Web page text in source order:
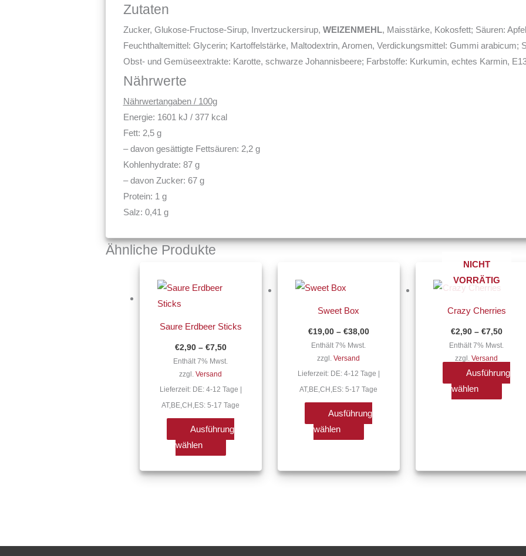
Zutaten
Zucker, Glukose-Fructose-Sirup, Invertzuckersirup, WEIZENMEHL, Maisstärke, Kokosfett; Säuren:
Feuchthaltemittel: Glycerin; Kartoffelstärke, Maltodextrin, Aromen, Verdickungsmittel: Gummi arabicum;
Obst- und Gemüseextrakte: Karotte, schwarze Johannisbeere; Farbstoffe: Kurkumin, echtes Karmin,
Nährwerte
Nährwertangaben / 100g
Energie: 1601 kJ / 377 kcal
Fett: 2,5 g
– davon gesättigte Fettsäuren: 2,2 g
Kohlenhydrate: 87 g
– davon Zucker: 67 g
Protein: 1 g
Salz: 0,41 g
Ähnliche Produkte
Saure Erdbeer Sticks
€2,90 – €7,50
Preisspanne:
Enthält 7% Mwst.
zzgl.Versand
Lieferzeit: DE: 4-12 Tage |
AT,BE,CH,ES: 5-17 Tage
Ausführung
wählen
Varianten
auf.
Die
können
auf
der
werden
Sweet Box
€19,00 – €38,00
Preisspanne:
Enthält 7% Mwst.
zzgl.Versand
Lieferzeit: DE: 4-12 Tage |
AT,BE,CH,ES: 5-17 Tage
Ausführung
wählen
Varianten
auf.
Optionen
können
auf
werden
NICHT
VORRÄTIG
Crazy Cherries
€2,90 – €7,50
Enthält 7% Mwst.
zzgl.Versand
Ausführung
wählen
auf.
Die
können